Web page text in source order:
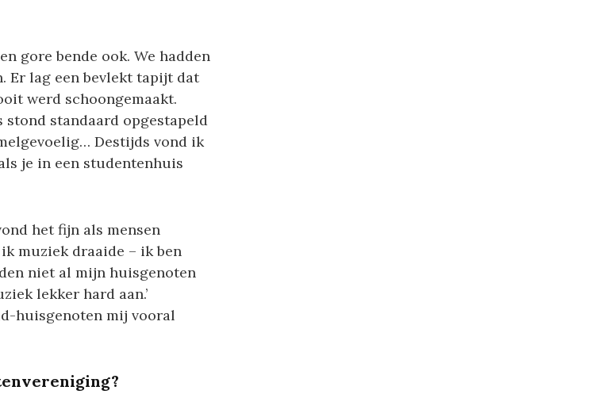
gore bende ook. We hadden
Er lag een bevlekt tapijt dat
werd schoongemaakt.
stond standaard opgestapeld
Destijds vond ik
je in een studentenhuis
het fijn als mensen
muziek draaide – ik ben
niet al mijn huisgenoten
lekker hard aan.’
huisgenoten mij vooral